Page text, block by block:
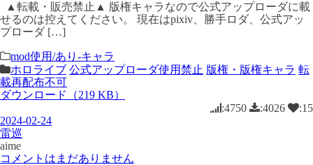
▲転載・販売禁止▲ 版権キャラなので公式アップローダに載
せるのは控えてください。 現在はpixiv、勝手ロダ、公式アッ
プローダ […]
mod使用/あり-キャラ
ホロライブ 公式アップローダ使用禁止 版権・版権キャラ 転
載再配布不可
ダウンロード（219 KB）
:4750
:4026
:15
2024-02-24
雷巡
aime
コメントはまだありません